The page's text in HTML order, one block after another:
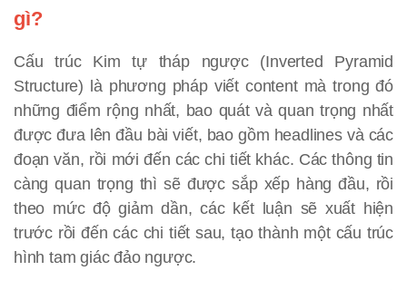
gì?
Cấu trúc Kim tự tháp ngược (Inverted Pyramid
Structure) là phương pháp viết content mà trong đó
những điểm rộng nhất, bao quát và quan trọng nhất
được đưa lên đầu bài viết, bao gồm headlines và các
đoạn văn, rồi mới đến các chi tiết khác. Các thông tin
càng quan trọng thì sẽ được sắp xếp hàng đầu, rồi
theo mức độ giảm dần, các kết luận sẽ xuất hiện
trước rồi đến các chi tiết sau, tạo thành một cấu trúc
hình tam giác đảo ngược.